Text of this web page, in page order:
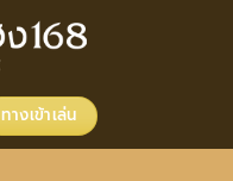
ทางเข้าเล่น